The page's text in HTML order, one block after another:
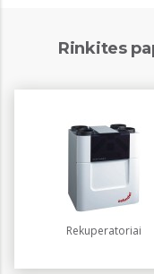
Rinkites
Rekuperatoriai